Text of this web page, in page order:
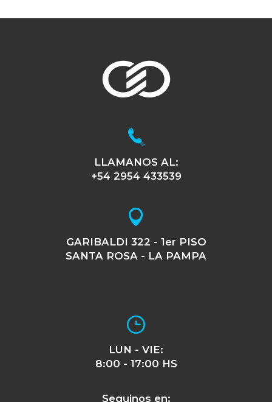
LLAMANOS AL:
+54 2954 433539
GARIBALDI 322 - 1er PISO
SANTA ROSA - LA PAMPA
LUN - VIE:
8:00 - 17:00 HS
Seguinos en: